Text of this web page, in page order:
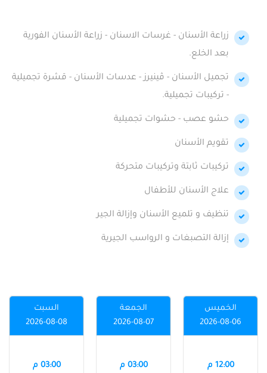
زراعة الأسنان - غرسات الاسنان - زراعة الأسنان الفورية
بعد الخلع.
تجميل الأسنان - ڤينيرز - عدسات الأسنان - قشرة تجميلية
- تركيبات تجميلية.
حشو عصب - حشوات تجميلية
تقويم الأسنان
تركيبات ثابتة وتركيبات متحركة
علاج الأسنان للأطفال
تنظيف و تلميع الأسنان وإزالة الجير
إزالة التصبغات و الرواسب الجيرية
الخميس
2026-08-06
12:00 م
الجمعة
2026-08-07
03:00 م
السبت
2026-08-08
03:00 م